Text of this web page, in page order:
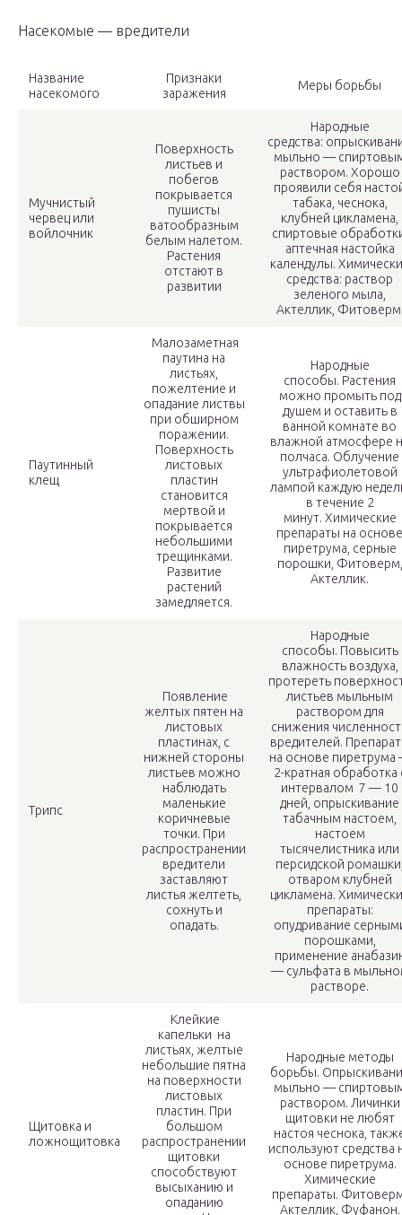
Насекомые — вредители
Название
насекомого
Признаки
заражения
Меры борьбы
Мучнистый
червец или
войлочник
Поверхность
листьев и
побегов
покрывается
пушисты
ватообразным
белым налетом.
Растения
отстают в
развитии
Народные
средства:
мыльно —
раствором. Хорошо
проявили себя
табака, чеснока,
клубней цикламена,
спиртовые
аптечная настойка
календулы.
средства: раствор
зеленого мыла,
Актеллик,
Паутинный
клещ
Малозаметная
паутина на
листьях,
пожелтение и
опадание листвы
при обширном
поражении.
Поверхность
листовых
пластин
становится
мертвой и
покрывается
небольшими
трещинками.
Развитие
растений
замедляется.
Народные
способы. Растения
можно промыть под
душем и оставить в
ванной комнате во
влажной атмосфере
полчаса. Облучение
ультрафиолетовой
лампой каждую
в течение 2
минут. Химические
препараты на основе
пиретрума, серные
порошки, Фитоверм,
Актеллик.
Трипс
Появление
желтых пятен на
листовых
пластинах, с
нижней стороны
листьев можно
наблюдать
маленькие
коричневые
точки. При
распространении
вредители
заставляют
листья желтеть,
сохнуть и
опадать.
Народные
способы. Повысить
влажность воздуха,
протереть
листьев мыльным
раствором для
снижения
вредителей.
на основе пиретрума
2-кратная обработка
интервалом 7 — 10
дней, опрыскивание
табачным настоем,
настоем
тысячелистника или
персидской
отваром клубней
цикламена.
препараты:
опудривание
порошками,
применение
— сульфата в
растворе.
Щитовка и
ложнощитовка
Клейкие
капельки на
листьях, желтые
небольшие пятна
на поверхности
листовых
пластин. При
большом
распространении
щитовки
способствуют
высыханию и
опаданию
Народные методы
борьбы.
мыльно —
раствором. Личинки
щитовки не любят
настоя чеснока,
используют средства
основе пиретрума.
Химические
препараты.
Актеллик, Фуфанон.